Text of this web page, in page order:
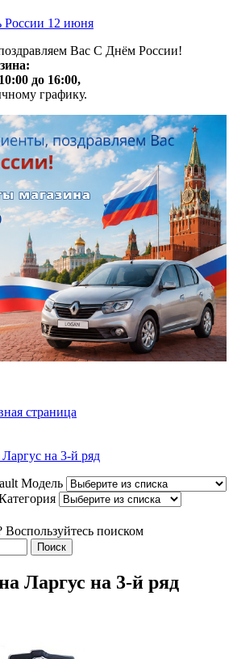
России 12 июня
Вас С Днём России!
до 16:00,
графику.
страница
на 3-й ряд
Модель
поиском
Ларгус на 3-й ряд